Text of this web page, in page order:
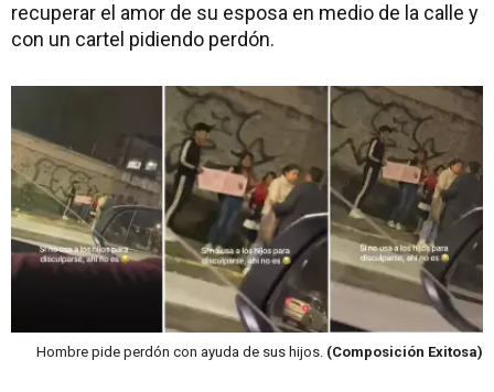
recuperar el amor de su esposa en medio de la calle y
con un cartel pidiendo perdón.
Hombre pide perdón con ayuda de sus hijos. (Composición Exitosa)